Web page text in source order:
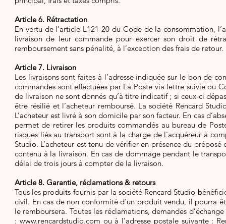
Article 6. Rétractation
En vertu de l’article L121-20 du Code de la consommation,
livraison de leur commande pour exercer son droit de
remboursement sans pénalité, à l’exception des frais de retour.
Article 7. Livraison
Les livraisons sont faites à l’adresse indiquée sur le bon de
commandes sont effectuées par La Poste via lettre suivie ou
de livraison ne sont donnés qu’à titre indicatif ; si ceux-ci
être résilié et l’acheteur remboursé. La société Rencard
L’acheteur est livré à son domicile par son facteur. En cas
permet de retirer les produits commandés au bureau de
risques liés au transport sont à la charge de l'acquéreur à
Studio. L’acheteur est tenu de vérifier en présence du
contenu à la livraison. En cas de dommage pendant le
délai de trois jours à compter de la livraison.
Article 8. Garantie, réclamations & retours
Tous les produits fournis par la société Rencard Studio
civil. En cas de non conformité d’un produit vendu, il pourra
le remboursera. Toutes les réclamations, demandes
: www.rencardstudio.com ou à l’adresse postale suivante :